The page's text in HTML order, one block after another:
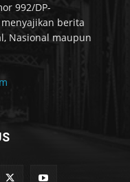
992/DP-
berita
Nasional maupun